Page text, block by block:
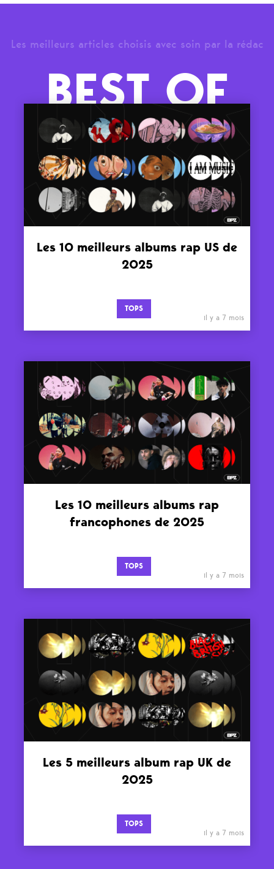
Les meilleurs articles choisis avec soin par la rédac
BEST OF
Les 10 meilleurs albums rap US de
2025
TOPS
il y a 7 mois
Les 10 meilleurs albums rap
francophones de 2025
TOPS
il y a 7 mois
Les 5 meilleurs album rap UK de
2025
TOPS
il y a 7 mois